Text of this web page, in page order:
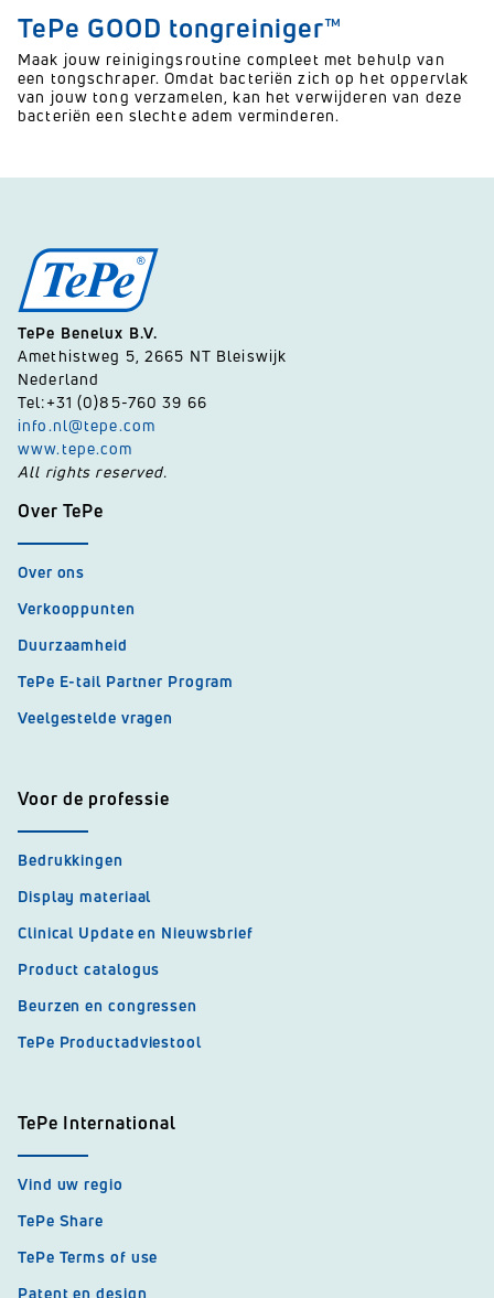
TePe GOOD tongreiniger™
Maak jouw reinigingsroutine compleet met behulp van
een tongschraper. Omdat bacteriën zich op het oppervlak
van jouw tong verzamelen, kan het verwijderen van deze
bacteriën een slechte adem verminderen.
TePe Benelux B.V.
Amethistweg 5, 2665 NT Bleiswijk
Nederland
Tel:+31 (0)85-760 39 66
info.nl@tepe.com
www.tepe.com
All rights reserved.
Over TePe
Over ons
Verkooppunten
Duurzaamheid
TePe E-tail Partner Program
Veelgestelde vragen
Voor de professie
Bedrukkingen
Display materiaal
Clinical Update en Nieuwsbrief
Product catalogus
Beurzen en congressen
TePe Productadviestool
TePe International
Vind uw regio
TePe Share
TePe Terms of use
Patent en design